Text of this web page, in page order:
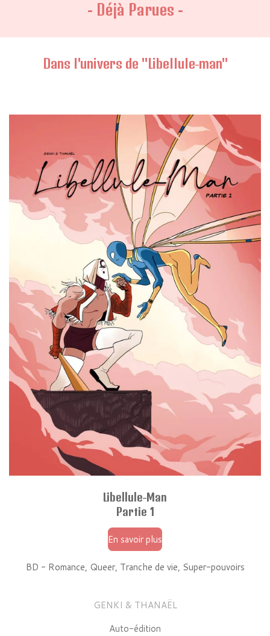
- Déjà Parues -
Dans l'univers de "Libellule-man"
Libellule-Man
Partie 1
En savoir plus
BD - Romance, Queer, Tranche de vie, Super-pouvoirs
GENKI & THANAËL
Auto-édition